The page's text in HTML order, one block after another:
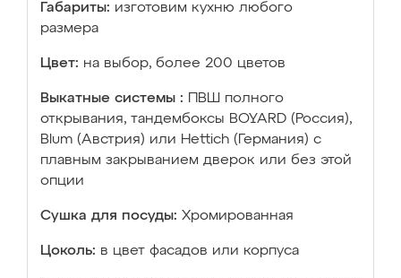
Габариты: изготовим кухню любого
размера
Цвет: на выбор, более 200 цветов
Выкатные системы :
ПВШ полного
открывания, тандембоксы BOYARD (Россия),
Blum (Австрия) или Hettich (Германия) с
плавным закрыванием дверок или без этой
опции
Сушка для посуды: Хромированная
Цоколь: в цвет фасадов или корпуса